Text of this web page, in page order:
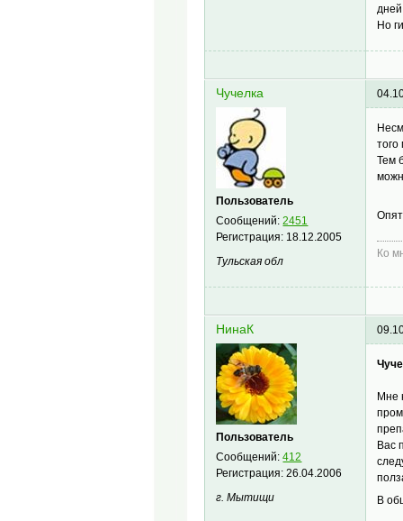
Но
Чучелка
Пользователь
Сообщений:2451
Регистрация: 18.12.2005
Тульская обл
Тем
Ко
НинаК
Пользователь
Сообщений:412
Регистрация:26.04.2006
г. Мытищи
Мне
Вас
В